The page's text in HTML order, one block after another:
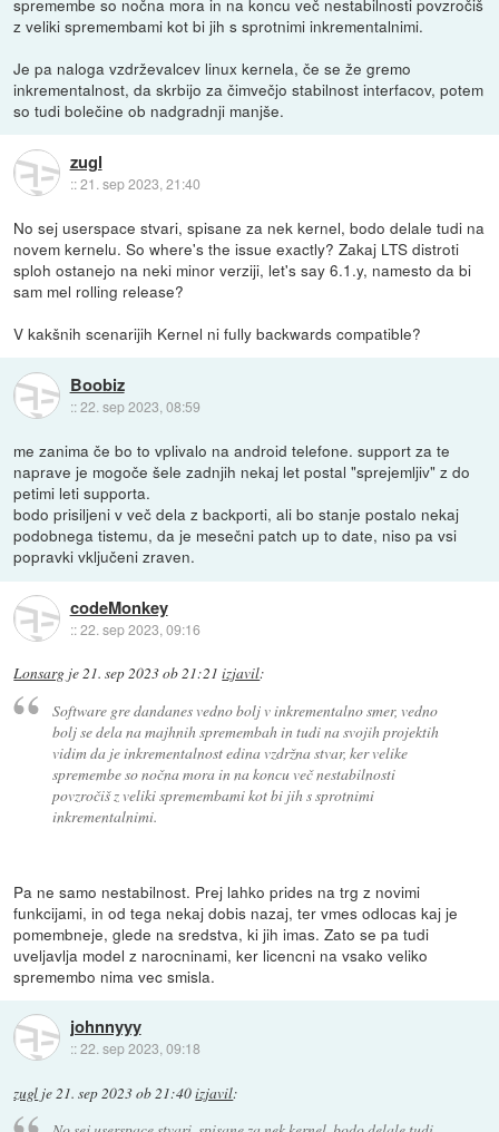
spremembe so nočna mora in na koncu več nestabilnosti povzročiš
z veliki spremembami kot bi jih s sprotnimi inkrementalnimi.
Je pa naloga vzdrževalcev linux kernela, če se že gremo
inkrementalnost, da skrbijo za čimvečjo stabilnost interfacov, potem
so tudi bolečine ob nadgradnji manjše.
zugl
::21. sep 2023, 21:40
No sej userspace stvari, spisane za nek kernel, bodo delale tudi na
novem kernelu. So where's the issue exactly? Zakaj LTS distroti
sploh ostanejo na neki minor verziji, let's say 6.1.y, namesto da bi
sam mel rolling release?
V kakšnih scenarijih Kernel ni fully backwards compatible?
Boobiz
::22. sep 2023, 08:59
me zanima če bo to vplivalo na android telefone. support za te
naprave je mogoče šele zadnjih nekaj let postal "sprejemljiv" z do
petimi leti supporta.
bodo prisiljeni v več dela z backporti, ali bo stanje postalo nekaj
podobnega tistemu, da je mesečni patch up to date, niso pa vsi
popravki vključeni zraven.
codeMonkey
::22. sep 2023, 09:16
Lonsarg je21. sep 2023 ob 21:21 izjavil:
Software gre dandanes vedno bolj v inkrementalno smer, vedno
bolj se dela na majhnih spremembah in tudi na svojih projektih
vidim da je inkrementalnost edina vzdržna stvar, ker velike
spremembe so nočna mora in na koncu več nestabilnosti
povzročiš z veliki spremembami kot bi jih s sprotnimi
inkrementalnimi.
Pa ne samo nestabilnost. Prej lahko prides na trg z novimi
funkcijami, in od tega nekaj dobis nazaj, ter vmes odlocas kaj je
pomembneje, glede na sredstva, ki jih imas. Zato se pa tudi
uveljavlja model z narocninami, ker licencni na vsako veliko
spremembo nima vec smisla.
johnnyyy
::22. sep 2023, 09:18
zugl je21. sep 2023 ob 21:40izjavil: